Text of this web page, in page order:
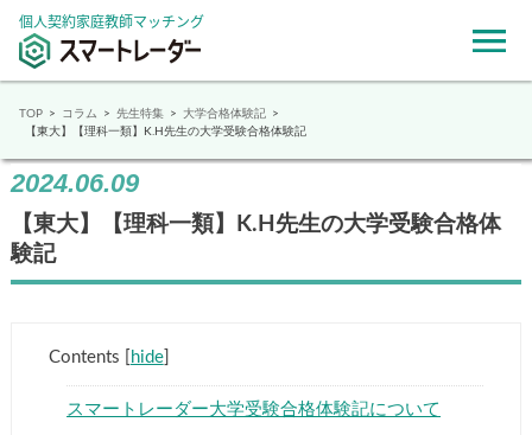
個人契約家庭教師マッチング
TOP コラム 先生特集
大学合格体験記
【東大】【理科一類】K.H先生の大学受験合格体験記
2024.06.09
【東大】【理科一類】K.H先生の大学受験合格体
験記
Contents hide]
スマートレーダー大学受験合格体験記について